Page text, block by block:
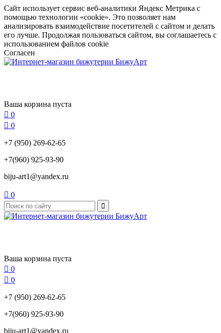
Сайт использует сервис веб-аналитики Яндекс Метрика с
помощью технологии «cookie». Это позволяет нам
анализировать взаимодействие посетителей с сайтом и делать
его лучше. Продолжая пользоваться сайтом, вы соглашаетесь с
использованием файлов cookie
Согласен
Ваша корзина пуста
 0
 0
+7 (950) 269-62-65
+7(960) 925-93-90
biju-art1@yandex.ru
 0
Ваша корзина пуста
 0
 0
+7 (950) 269-62-65
+7(960) 925-93-90
biju-art1@yandex.ru